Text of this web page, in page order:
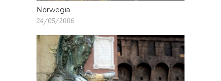
Norwegia
24/05/2006